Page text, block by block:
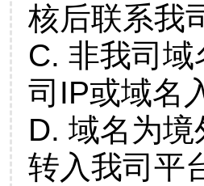
核后联系我
C. 非我司
司IP或域名
D. 域名为
转入我司平